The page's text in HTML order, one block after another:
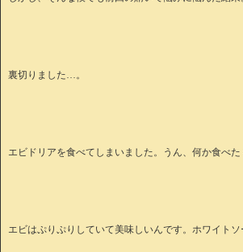
裏切りました…。
エビドリアを食べてしまいました。うん、何か食べた
エビはぷりぷりしていて美味しいんです。ホワイト